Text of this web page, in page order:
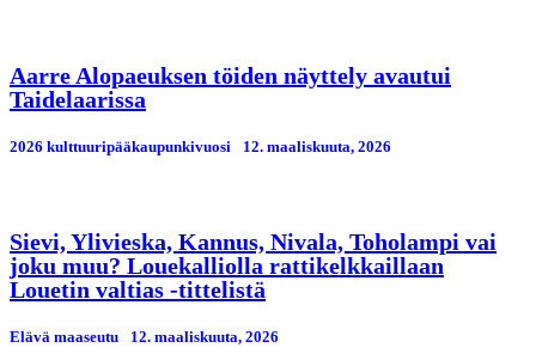
Aarre Alopaeuksen töiden näyttely avautui
Taidelaarissa
2026 kulttuuripääkaupunkivuosi 12. maaliskuuta, 2026
Sievi, Ylivieska, Kannus, Nivala, Toholampi vai
joku muu? Louekalliolla rattikelkkaillaan
Louetin valtias -tittelistä
Elävä maaseutu 12. maaliskuuta, 2026